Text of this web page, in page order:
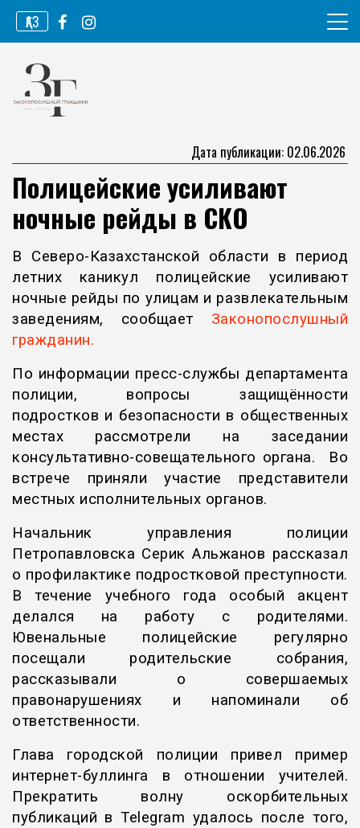
Перейти
содержимому
ҚАЗ
Законопослушный гражданин
Дата публикации: 02.06.2026
Полицейские усиливают
ночные рейды в СКО
В Северо-Казахстанской области в период
летних каникул полицейские усиливают
ночные рейды по улицам и развлекательным
заведениям, сообщает Законопослушный
гражданин.
По информации пресс-службы департамента
полиции, вопросы защищённости
подростков и безопасности в общественных
местах рассмотрели на заседании
консультативно-совещательного органа. Во
встрече приняли участие представители
местных исполнительных органов.
Начальник управления полиции
Петропавловска Серик Альжанов рассказал
о профилактике подростковой преступности.
В течение учебного года особый акцент
делался на работу с родителями.
Ювенальные полицейские регулярно
посещали родительские собрания,
рассказывали о совершаемых
правонарушениях и напоминали об
ответственности.
Глава городской полиции привел пример
интернет-буллинга в отношении учителей.
Прекратить волну оскорбительных
публикаций в Telegram удалось после того,